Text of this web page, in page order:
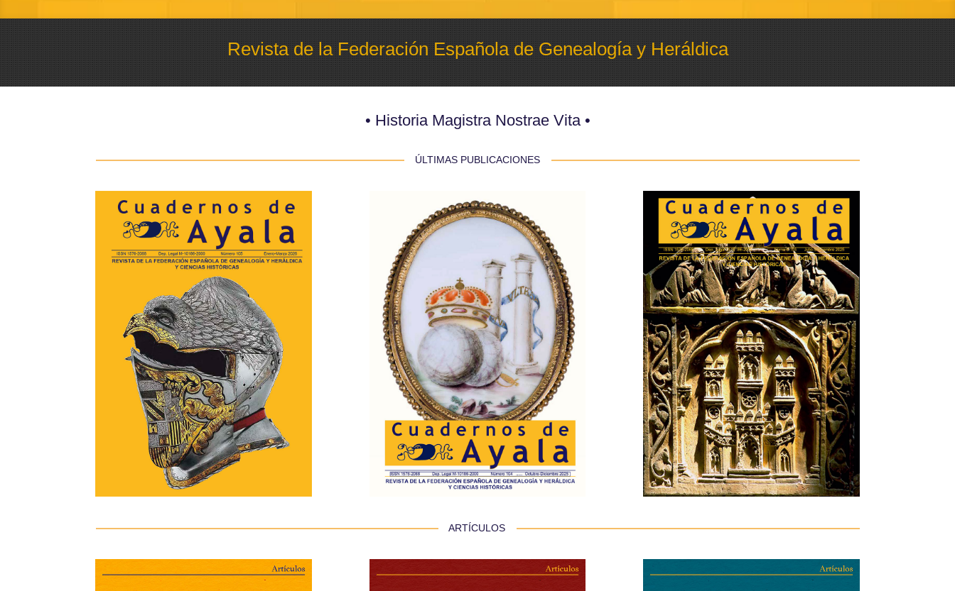
Revista de la Federación Española de Genealogía y Heráldica
• Historia Magistra Nostrae Vita •
ÚLTIMAS PUBLICACIONES
ARTÍCULOS